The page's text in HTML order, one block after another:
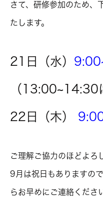
さて、研修参加のため、
たします。
21日（水）
（13:00~14:30
22日（木）
ご理解ご協力のほどよろ
9月は祝日もありますの
らお早めにご連絡くださ